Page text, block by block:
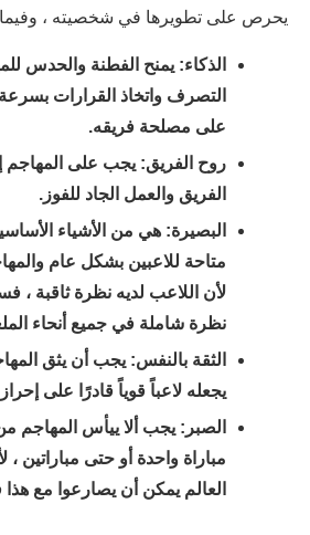
يحرص على تطويرها في شخصيته ، وفيما
الذكاء: يمنح الفطنة والحدس
التصرف واتخاذ القرارات بسرعة
على مصلحة فريقه.
روح الفريق: يجب على المهاجم
الفريق والعمل الجاد للفوز.
البصيرة: هي من الأشياء
متاحة للاعبين بشكل عام
لأن اللاعب لديه نظرة ثاقبة ،
نظرة شاملة في جميع أنحاء
الثقة بالنفس: يجب أن يثق
يجعله لاعباً قوياً قادرًا على
الصبر: يجب ألا ييأس المهاجم
مباراة واحدة أو حتى مباراتين
العالم يمكن أن يصارعوا مع هذا